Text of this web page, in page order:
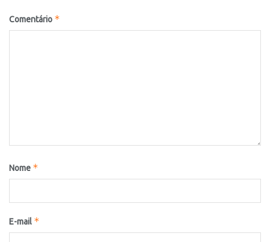
Comentário *
Nome *
E-mail *